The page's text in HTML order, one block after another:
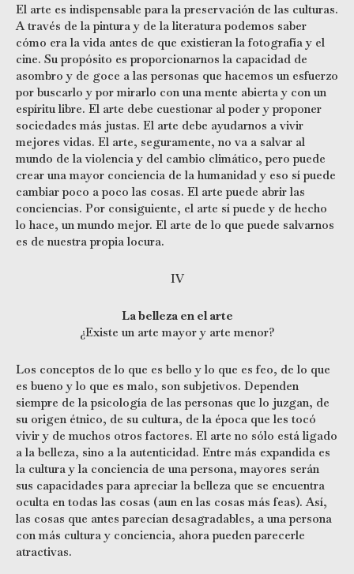
El arte es indispensable para la preservación de las culturas.
A través de la pintura y de la literatura podemos saber
cómo era la vida antes de que existieran la fotografía y el
cine. Su propósito es proporcionarnos la capacidad de
asombro y de goce a las personas que hacemos un esfuerzo
por buscarlo y por mirarlo con una mente abierta y con un
espíritu libre. El arte debe cuestionar al poder y proponer
sociedades más justas. El arte debe ayudarnos a vivir
mejores vidas. El arte, seguramente, no va a salvar al
mundo de la violencia y del cambio climático, pero puede
crear una mayor conciencia de la humanidad y eso sí puede
cambiar poco a poco las cosas. El arte puede abrir las
conciencias. Por consiguiente, el arte sí puede y de hecho
lo hace, un mundo mejor. El arte de lo que puede salvarnos
es de nuestra propia locura.
IV
La belleza en el arte
¿Existe un arte mayor y arte menor?
Los conceptos de lo que es bello y lo que es feo, de lo que
es bueno y lo que es malo, son subjetivos. Dependen
siempre de la psicología de las personas que lo juzgan, de
su origen étnico, de su cultura, de la época que les tocó
vivir y de muchos otros factores. El arte no sólo está ligado
a la belleza, sino a la autenticidad. Entre más expandida es
la cultura y la conciencia de una persona, mayores serán
sus capacidades para apreciar la belleza que se encuentra
oculta en todas las cosas (aun en las cosas más feas). Así,
las cosas que antes parecían desagradables, a una persona
con más cultura y conciencia, ahora pueden parecerle
atractivas.